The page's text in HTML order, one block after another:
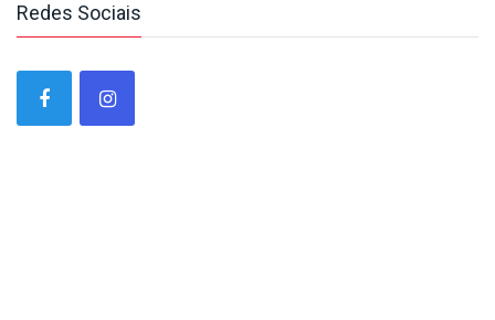
Redes Sociais